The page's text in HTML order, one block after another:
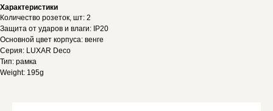
Характеристики
Количество розеток, шт: 2
Защита от ударов и влаги: IP20
Основной цвет корпуса: венге
Серия: LUXAR Deco
Тип: рамка
Weight: 195g